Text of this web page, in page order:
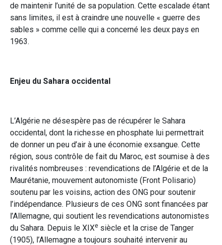
de maintenir l’unité de sa population. Cette escalade étant
sans limites, il est à craindre une nouvelle « guerre des
sables » comme celle qui a concerné les deux pays en
1963.
Enjeu du Sahara occidental
L’Algérie ne désespère pas de récupérer le Sahara
occidental, dont la richesse en phosphate lui permettrait
de donner un peu d’air à une économie exsangue. Cette
région, sous contrôle de fait du Maroc, est soumise à des
rivalités nombreuses : revendications de l’Algérie et de la
Maurétanie, mouvement autonomiste (Front Polisario)
soutenu par les voisins, action des ONG pour soutenir
l’indépendance. Plusieurs de ces ONG sont financées par
l’Allemagne, qui soutient les revendications autonomistes
du Sahara. Depuis le XIXe siècle et la crise de Tanger
(1905), l’Allemagne a toujours souhaité intervenir au